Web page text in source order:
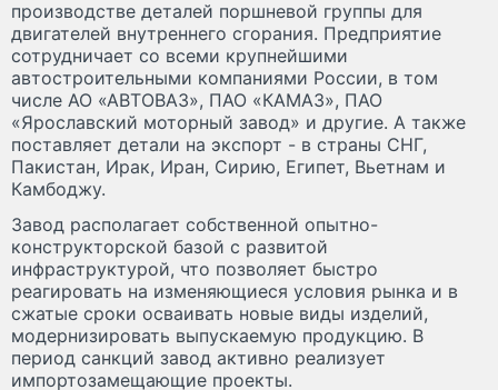
производстве деталей поршневой группы для
двигателей внутреннего сгорания. Предприятие
сотрудничает со всеми крупнейшими
автостроительными компаниями России, в том
числе АО «АВТОВАЗ», ПАО «КАМАЗ», ПАО
«Ярославский моторный завод» и другие. А также
поставляет детали на экспорт - в страны СНГ,
Пакистан, Ирак, Иран, Сирию, Египет, Вьетнам и
Камбоджу.
Завод располагает собственной опытно-
конструкторской базой с развитой
инфраструктурой, что позволяет быстро
реагировать на изменяющиеся условия рынка и в
сжатые сроки осваивать новые виды изделий,
модернизировать выпускаемую продукцию. В
период санкций завод активно реализует
импортозамещающие проекты.